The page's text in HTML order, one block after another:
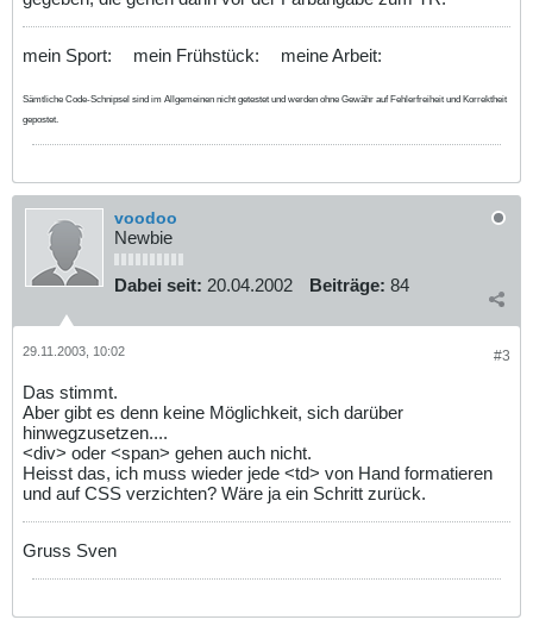
mein Sport: mein Frühstück: meine Arbeit:
Sämtliche Code-Schnipsel sind im Allgemeinen nicht getestet und werden ohne Gewähr auf Fehlerfreiheit und Korrektheit
gepostet.
voodoo
Newbie
Dabei seit: 20.04.2002 Beiträge: 84
#3
29.11.2003, 10:02
Das stimmt.
Aber gibt es denn keine Möglichkeit, sich darüber
hinwegzusetzen....
<div> oder <span> gehen auch nicht.
Heisst das, ich muss wieder jede <td> von Hand formatieren
und auf CSS verzichten? Wäre ja ein Schritt zurück.
Gruss Sven